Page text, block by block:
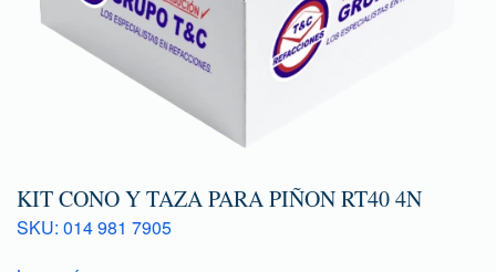
KIT CONO Y TAZA PARA PIÑON RT40 4N
SKU: 014 981 7905